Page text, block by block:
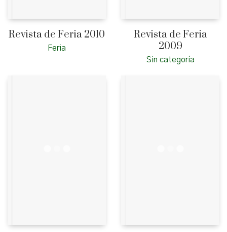
Revista de Feria 2010
Feria
Revista de Feria
2009
Sin categoría